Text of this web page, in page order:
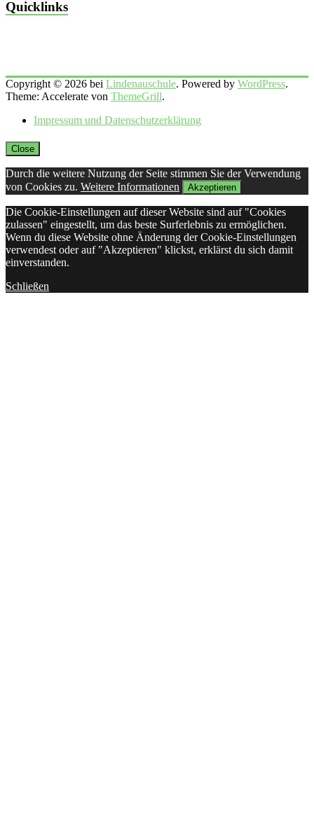
Quicklinks
Copyright © 2026 bei Lindenauschule. Powered by WordPress.
Theme: Accelerate von ThemeGrill.
Impressum und Datenschutzerklärung
Close
Durch die weitere Nutzung der Seite stimmen Sie der Verwendung
von Cookies zu. Weitere Informationen Akzeptieren
Die Cookie-Einstellungen auf dieser Website sind auf "Cookies
zulassen" eingestellt, um das beste Surferlebnis zu ermöglichen.
Wenn du diese Website ohne Änderung der Cookie-Einstellungen
verwendest oder auf "Akzeptieren" klickst, erklärst du sich damit
einverstanden.
Schließen